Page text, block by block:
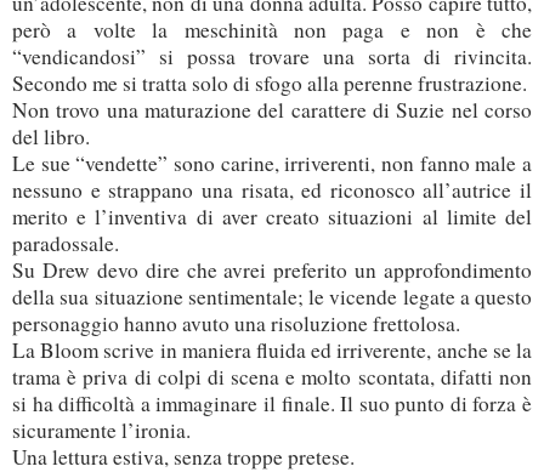
però a volte la meschinità non paga e non è che
“vendicandosi” si possa trovare una sorta di rivincita.
Secondo me si tratta solo di sfogo alla perenne frustrazione.
Non trovo una maturazione del carattere di Suzie nel corso
del libro.
Le sue “vendette” sono carine, irriverenti, non fanno male a
nessuno e strappano una risata, ed riconosco all’autrice il
merito e l’inventiva di aver creato situazioni al limite del
paradossale.
Su Drew devo dire che avrei preferito un approfondimento
della sua situazione sentimentale; le vicende legate a questo
personaggio hanno avuto una risoluzione frettolosa.
La Bloom scrive in maniera fluida ed irriverente, anche se la
trama è priva di colpi di scena e molto scontata, difatti non
si ha difficoltà a immaginare il finale. Il suo punto di forza è
sicuramente l’ironia.
Una lettura estiva, senza troppe pretese.